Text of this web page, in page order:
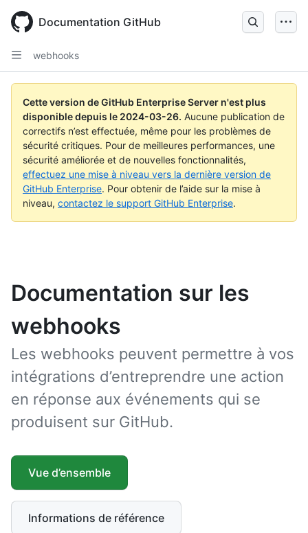
main
content
Documentation GitHub
webhooks
Cette version de GitHub Enterprise Server n'est plus
disponible depuis le 2024-03-26. Aucune publication de
correctifs n’est effectuée, même pour les problèmes de
sécurité critiques. Pour de meilleures performances, une
sécurité améliorée et de nouvelles fonctionnalités,
effectuez une mise à niveau vers la dernière version de
GitHub Enterprise. Pour obtenir de l’aide sur la mise à
niveau, contactez le support GitHub Enterprise.
Documentation sur les
webhooks
Les webhooks peuvent permettre à vos
intégrations d’entreprendre une action
en réponse aux événements qui se
produisent sur GitHub.
Vue d’ensemble
Informations de référence